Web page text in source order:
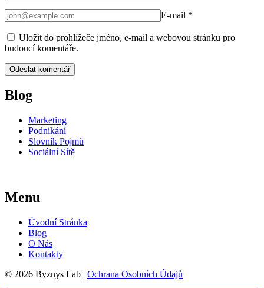
E-mail *
Uložit do prohlížeče jméno, e-mail a webovou stránku pro
budoucí komentáře.
Blog
Marketing
Podnikání
Slovník Pojmů
Sociální Sítě
Menu
Úvodní Stránka
Blog
O Nás
Kontakty
© 2026 Byznys Lab | Ochrana Osobních Údajů